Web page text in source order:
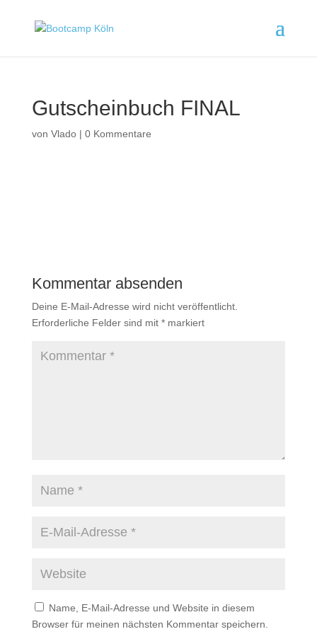
Gutscheinbuch FINAL
von Vlado| 0 Kommentare
Kommentar absenden
Deine E-Mail-Adresse wird nicht veröffentlicht.
Erforderliche Felder sind mit *markiert
Name, E-Mail-Adresse und Website in diesem
Browser für meinen nächsten Kommentar speichern.